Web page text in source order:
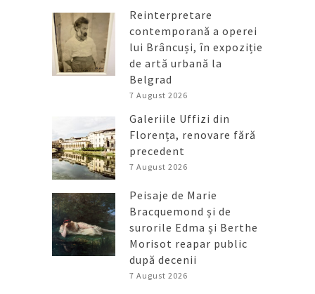
Reinterpretare
contemporană a operei
lui Brâncuși, în expoziție
de artă urbană la
Belgrad
7 August 2026
Galeriile Uffizi din
Florența, renovare fără
precedent
7 August 2026
Peisaje de Marie
Bracquemond și de
surorile Edma și Berthe
Morisot reapar public
după decenii
7 August 2026